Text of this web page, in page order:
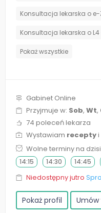
Konsultacja lekarska o
Konsultacja lekarska o
Pokaż wszystkie
Gabinet Online
Przyjmuje w: Sob, Wt,
74 poleceń lekarza
Wystawiam receptyi
Wolne terminy na
14:15 14:30 14:45
Niedostępny jutro
Pokaż profil Umów